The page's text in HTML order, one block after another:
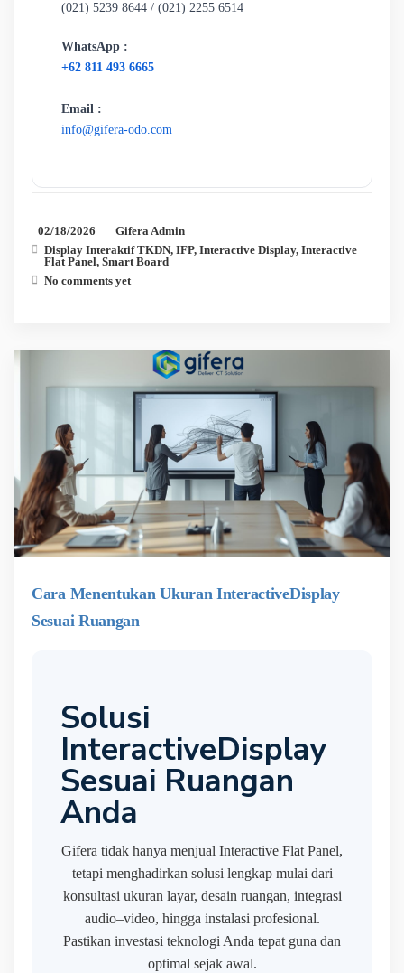
(021) 5239 8644 / (021) 2255 6514
WhatsApp :
+62 811 493 6665
Email :
info@gifera-odo.com
02/18/2026
Gifera Admin
Display Interaktif TKDN, IFP, Interactive Display, Interactive
Flat Panel, Smart Board
No comments yet
Cara Menentukan Ukuran InteractiveDisplay
Sesuai Ruangan
Solusi
InteractiveDisplay
Sesuai Ruangan
Anda
Gifera tidak hanya menjual Interactive Flat Panel,
tetapi menghadirkan solusi lengkap mulai dari
konsultasi ukuran layar, desain ruangan, integrasi
audio–video, hingga instalasi profesional.
Pastikan investasi teknologi Anda tepat guna dan
optimal sejak awal.